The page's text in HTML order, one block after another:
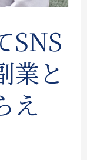
SNS
業と
え